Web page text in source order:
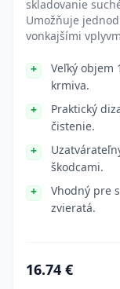
skladovanie
Umožňuje
vonkajšími
Veľký objem
krmiva.
Praktický
čistenie.
škodcami.
Vhodný pre
zvieratá.
16.74 €